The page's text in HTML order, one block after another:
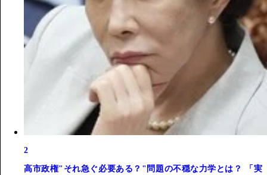
2
高市政権"それ急ぐ必要ある？"問題の不穏な力学とは？ 「実